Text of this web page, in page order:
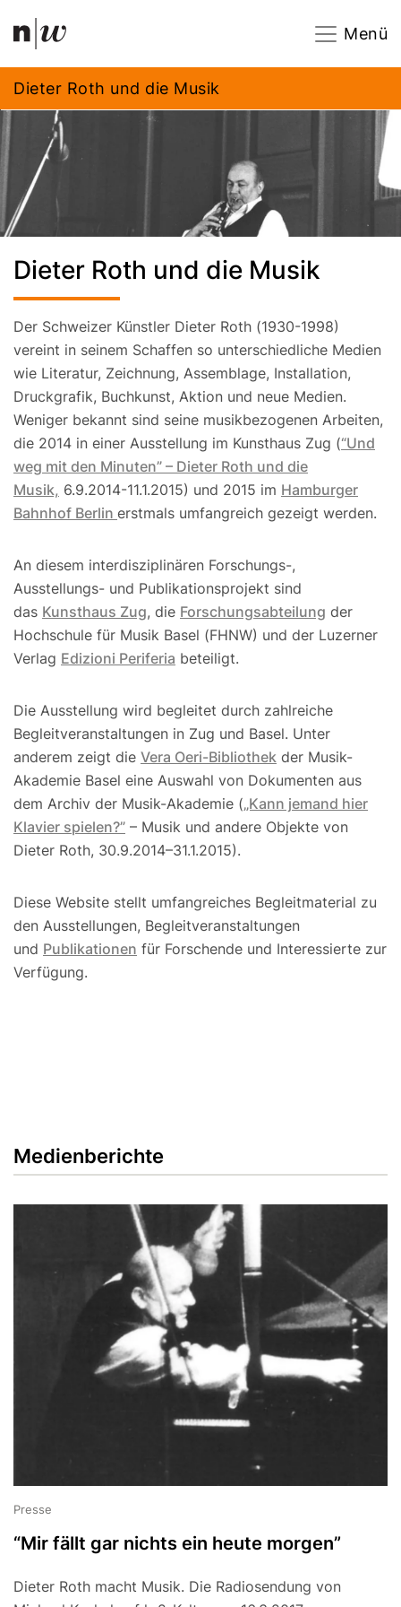
Navigation
Menü
Dieter Roth und die Musik
Dieter Roth und die Musik
Der Schweizer Künstler Dieter Roth (1930-1998)
vereint in seinem Schaffen so unterschiedliche Medien
wie Literatur, Zeichnung, Assemblage, Installation,
Druckgrafik, Buchkunst, Aktion und neue Medien.
Weniger bekannt sind seine musikbezogenen Arbeiten,
die 2014 in einer Ausstellung im Kunsthaus Zug (“Und
weg mit den Minuten” – Dieter Roth und die
Musik, 6.9.2014-11.1.2015) und 2015 im Hamburger
Bahnhof Berlin erstmals umfangreich gezeigt werden.
An diesem interdisziplinären Forschungs-,
Ausstellungs- und Publikationsprojekt sind
das Kunsthaus Zug, die Forschungsabteilung der
Hochschule für Musik Basel (FHNW) und der Luzerner
Verlag Edizioni Periferia beteiligt.
Die Ausstellung wird begleitet durch zahlreiche
Begleitveranstaltungen in Zug und Basel. Unter
anderem zeigt die Vera Oeri-Bibliothek der Musik-
Akademie Basel eine Auswahl von Dokumenten aus
dem Archiv der Musik-Akademie („Kann jemand hier
Klavier spielen?” – Musik und andere Objekte von
Dieter Roth, 30.9.2014–31.1.2015).
Diese Website stellt umfangreiches Begleitmaterial zu
den Ausstellungen, Begleitveranstaltungen
und Publikationen für Forschende und Interessierte zur
Verfügung.
Medienberichte
Presse
“Mir fällt gar nichts ein heute morgen”
Dieter Roth macht Musik. Die Radiosendung von
Footer